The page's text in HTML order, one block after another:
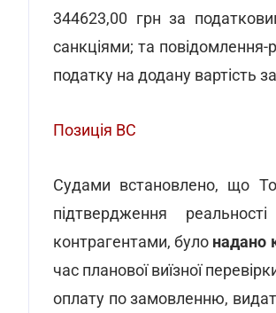
344623,00 грн за
санкціями; та
податку на додану вартість
Позиція ВС
Судами встановлено, що
підтвердження
контрагентами, було надано
час планової виїзної
оплату по замовленню,